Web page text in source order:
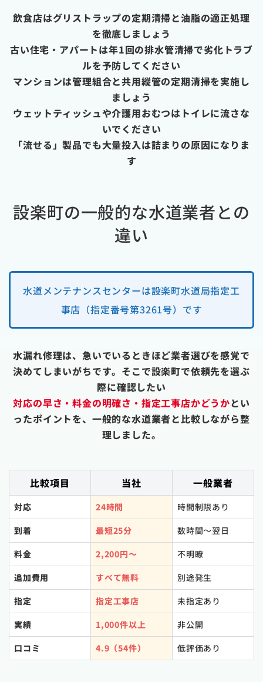
飲食店はグリストラップの定期清掃と油脂の適正処理
を徹底しましょう
古い住宅・アパートは年1回の排水管清掃で劣化トラブ
ルを予防してください
マンションは管理組合と共用縦管の定期清掃を実施し
ましょう
ウェットティッシュや介護用おむつはトイレに流さな
いでください
「流せる」製品でも大量投入は詰まりの原因になりま
す
設楽町の一般的な水道業者との
違い
水道メンテナンスセンターは設楽町水道局指定工
事店（指定番号第3261号）です
水漏れ修理は、急いでいるときほど業者選びを感覚で
決めてしまいがちです。そこで設楽町で依頼先を選ぶ
際に確認したい
対応の早さ・料金の明確さ・指定工事店かどうかとい
ったポイントを、一般的な水道業者と比較しながら整
理しました。
比較項目 当社 一般業者
対応 24時間
時間制限あり
到着
最短25分
数時間〜翌日
料金
2,200円〜
不明瞭
追加費用
すべて無料
別途発生
指定
指定工事店
未指定あり
実績
1,000件以上
非公開
口コミ
4.9（54件） 低評価あり